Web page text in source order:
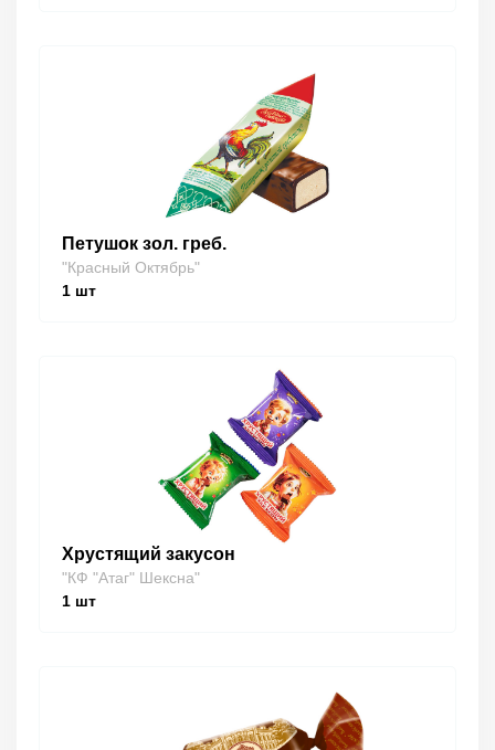
Петушок зол. греб.
"Красный Октябрь"
1 шт
Хрустящий закусон
"КФ "Атаг" Шексна"
1 шт